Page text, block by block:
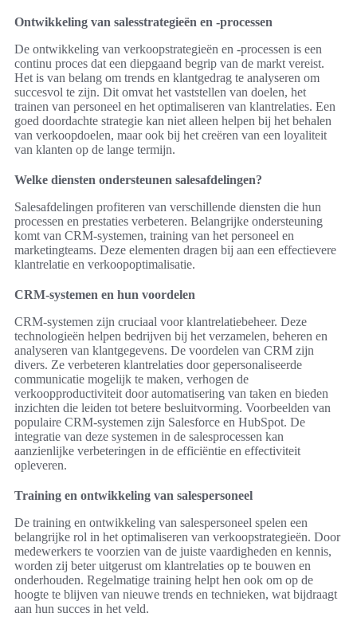
Ontwikkeling van salesstrategieën en -processen
De ontwikkeling van verkoopstrategieën en -processen is een
continu proces dat een diepgaand begrip van de markt vereist.
Het is van belang om trends en klantgedrag te analyseren om
succesvol te zijn. Dit omvat het vaststellen van doelen, het
trainen van personeel en het optimaliseren van klantrelaties. Een
goed doordachte strategie kan niet alleen helpen bij het behalen
van verkoopdoelen, maar ook bij het creëren van een loyaliteit
van klanten op de lange termijn.
Welke diensten ondersteunen salesafdelingen?
Salesafdelingen profiteren van verschillende diensten die hun
processen en prestaties verbeteren. Belangrijke ondersteuning
komt van CRM-systemen, training van het personeel en
marketingteams. Deze elementen dragen bij aan een effectievere
klantrelatie en verkoopoptimalisatie.
CRM-systemen en hun voordelen
CRM-systemen zijn cruciaal voor klantrelatiebeheer. Deze
technologieën helpen bedrijven bij het verzamelen, beheren en
analyseren van klantgegevens. De voordelen van CRM zijn
divers. Ze verbeteren klantrelaties door gepersonaliseerde
communicatie mogelijk te maken, verhogen de
verkoopproductiviteit door automatisering van taken en bieden
inzichten die leiden tot betere besluitvorming. Voorbeelden van
populaire CRM-systemen zijn Salesforce en HubSpot. De
integratie van deze systemen in de salesprocessen kan
aanzienlijke verbeteringen in de efficiëntie en effectiviteit
opleveren.
Training en ontwikkeling van salespersoneel
De training en ontwikkeling van salespersoneel spelen een
belangrijke rol in het optimaliseren van verkoopstrategieën. Door
medewerkers te voorzien van de juiste vaardigheden en kennis,
worden zij beter uitgerust om klantrelaties op te bouwen en
onderhouden. Regelmatige training helpt hen ook om op de
hoogte te blijven van nieuwe trends en technieken, wat bijdraagt
aan hun succes in het veld.